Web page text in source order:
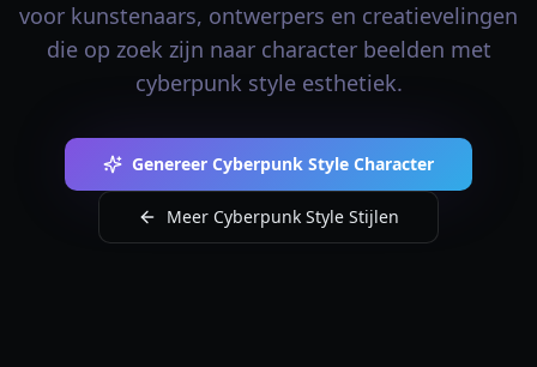
voor kunstenaars, ontwerpers en creatievelingen
die op zoek zijn naar character beelden met
cyberpunk style esthetiek.
Genereer Cyberpunk Style Character
Meer Cyberpunk Style Stijlen